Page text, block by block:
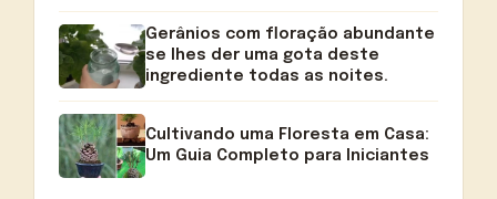
Gerânios com floração abundante
se lhes der uma gota deste
ingrediente todas as noites.
Cultivando uma Floresta em Casa:
Um Guia Completo para Iniciantes